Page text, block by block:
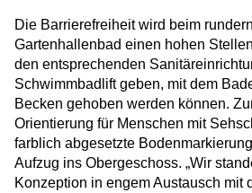
Die Barrierefreiheit wird beim
Gartenhallenbad einen hohen
den entsprechenden
Schwimmbadlift geben, mit dem
Becken gehoben werden können.
Orientierung für Menschen mit
farblich abgesetzte
Aufzug ins Obergeschoss. „Wir
Konzeption in engem Austausch mit